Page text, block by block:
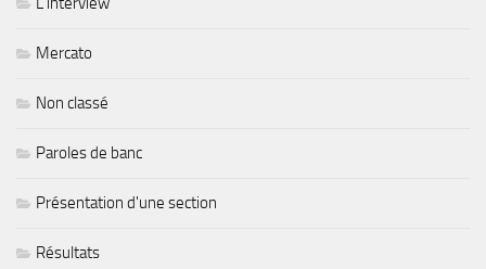
Mercato
Non classé
Paroles de banc
Présentation d'une section
Résultats